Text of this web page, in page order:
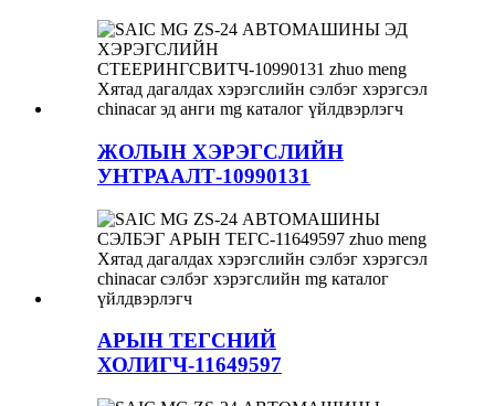
ЖОЛЫН ХЭРЭГСЛИЙН
УНТРААЛТ-10990131
АРЫН ТЕГСНИЙ
ХОЛИГЧ-11649597